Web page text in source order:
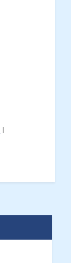
|